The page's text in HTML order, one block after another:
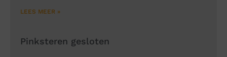
LEES MEER »
Pinksteren gesloten